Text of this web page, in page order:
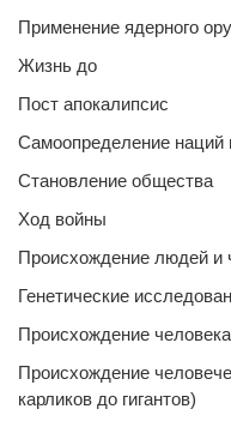
Применение ядерного
Жизнь до
Пост апокалипсис
Самоопределение наций
Становление общества
Ход войны
Происхождение людей и
Генетические
Происхождение человека
Происхождение
карликов до гигантов)